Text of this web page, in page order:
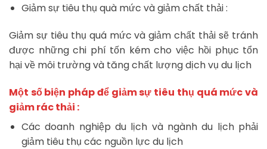
Giảm sự tiêu thụ quà mức và giảm chất thải :
Giảm sự tiêu thụ quá mức và giảm chất thải sẽ tránh
được những chi phí tốn kém cho việc hồi phục tổn
hại về môi trường và tăng chất lượng dịch vụ du lịch
Một số biện pháp để giảm sự tiêu thụ quá mức và
giảm rác thải :
Các doanh nghiệp du lịch và ngành du lịch phải
giảm tiêu thụ các nguồn lực du lịch